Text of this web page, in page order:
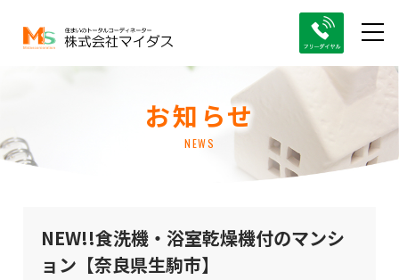
お知らせ
NEWS
NEW!!食洗機・浴室乾燥機付のマンシ
ョン【奈良県生駒市】